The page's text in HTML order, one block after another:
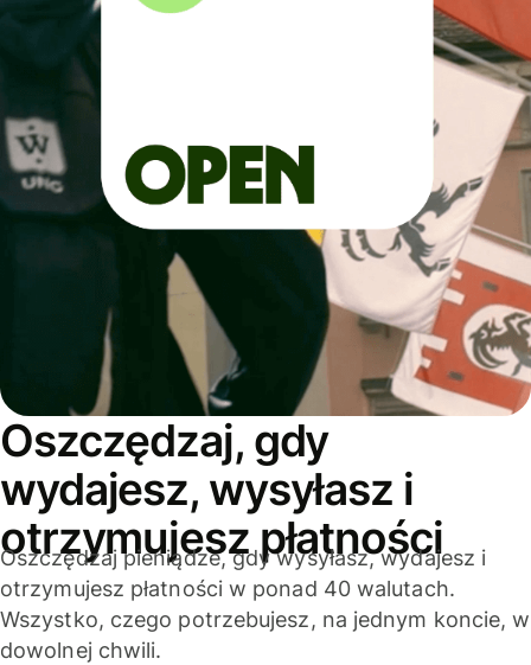
Oszczędzaj, gdy
wydajesz, wysyłasz i
otrzymujesz płatności
Oszczędzaj pieniądze, gdy wysyłasz, wydajesz i
otrzymujesz płatności w ponad 40 walutach.
Wszystko, czego potrzebujesz, na jednym koncie, w
dowolnej chwili.